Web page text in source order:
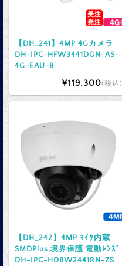
【DH_241】4MP 4Gカメラ
DH-IPC-HFW3441DGN-AS-
4G-EAU-B
¥119,300(税込)
【DH_242】4MP ﾏｲｸ内蔵
SMDPlus,境界保護 電動ﾚﾝｽﾞ
DH-IPC-HDBW2441RN-ZS